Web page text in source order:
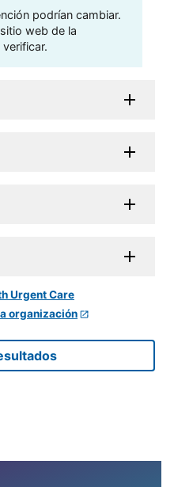
podrían cambiar.
web de la
organización